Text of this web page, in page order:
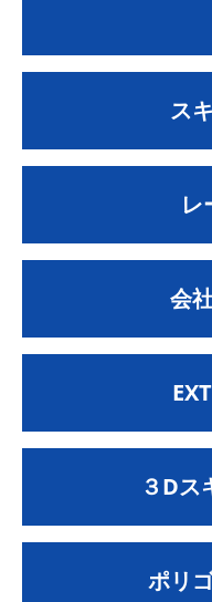
ス
レ
会
３Dス
ポリ